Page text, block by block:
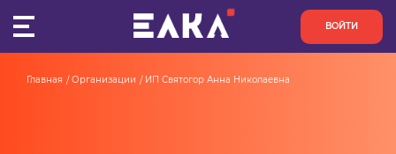
ВОЙТИ
Главная Организации ИП Святогор Анна Николаевна